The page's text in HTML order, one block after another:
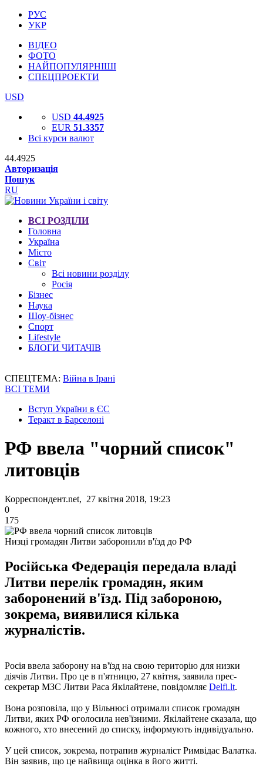
РУС
УКР
ВІДЕО
ФОТО
НАЙПОПУЛЯРНІШІ
СПЕЦПРОЕКТИ
USD
USD 44.4925
EUR 51.3357
Всі курси валют
44.4925
Авторизація
Пошук
RU
ВСІ РОЗДІЛИ
Головна
Україна
Місто
Світ
Всі новини розділу
Росія
Бізнес
Наука
Шоу-бізнес
Спорт
Lifestyle
БЛОГИ ЧИТАЧІВ
СПЕЦТЕМА: Війна в Ірані
ВСІ ТЕМИ
Вступ України в ЄС
Теракт в Барселоні
РФ ввела "чорний список"
литовців
Корреспондент.net, 27 квітня 2018, 19:23
0
175
Низці громадян Литви заборонили в'їзд до РФ
Російська Федерація передала владі
Литви перелік громадян, яким
заборонений в'їзд. Під забороною,
зокрема, виявилися кілька
журналістів.
Росія ввела заборону на в'їзд на свою територію для низки
діячів Литви. Про це в п'ятницю, 27 квітня, заявила прес-
секретар МЗС Литви Раса Якілайтене, повідомляє Delfi.lt.
Вона розповіла, що у Вільнюсі отримали список громадян
Литви, яких РФ оголосила нев'їзними. Якілайтене сказала, що
кожного, хто внесений до списку, інформують індивідуально.
У цей список, зокрема, потрапив журналіст Римвідас Валатка.
Він заявив, що це найвища оцінка в його житті.